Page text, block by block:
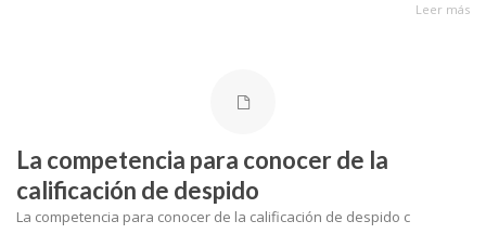
Leer más
La competencia para conocer de la
calificación de despido
La competencia para conocer de la calificación de despido c